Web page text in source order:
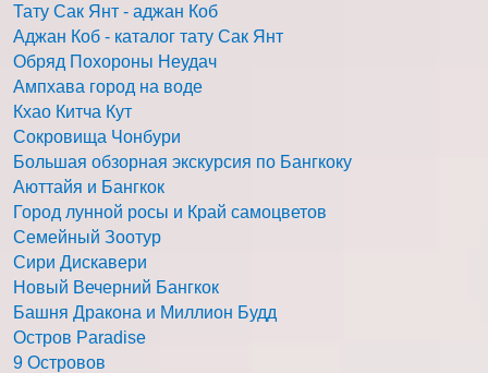
Тату Сак Янт - аджан Коб
Аджан Коб - каталог тату Сак Янт
Обряд Похороны Неудач
Ампхава город на воде
Кхао Китча Кут
Сокровища Чонбури
Большая обзорная экскурсия по Бангкоку
Аюттайя и Бангкок
Город лунной росы и Край самоцветов
Семейный Зоотур
Сири Дискавери
Новый Вечерний Бангкок
Башня Дракона и Миллион Будд
Остров Paradise
9 Островов